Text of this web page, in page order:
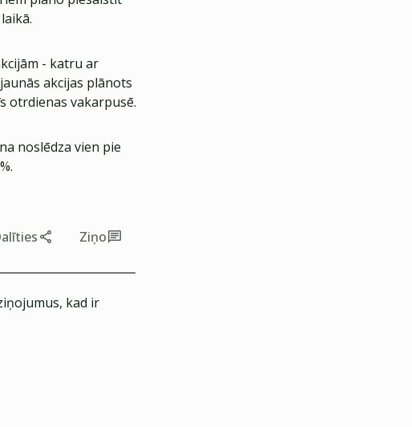
- katru ar
akcijas plānots
otrdienas vakarpusē.
noslēdza vien pie
Ziņo
kad ir